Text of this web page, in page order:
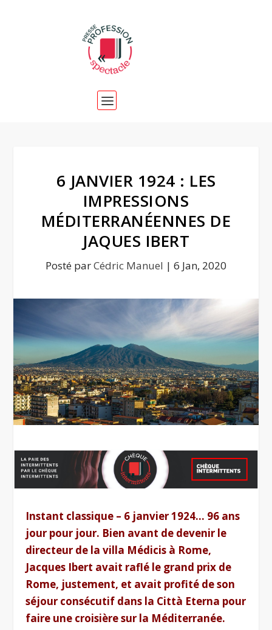
6 JANVIER 1924 : LES
IMPRESSIONS
MÉDITERRANÉENNES DE
JAQUES IBERT
Posté parCédric Manuel | 6 Jan, 2020
Instant classique – 6 janvier 1924… 96 ans
jour pour jour. Bien avant de devenir le
directeur de la villa Médicis à Rome,
Jacques Ibert avait raflé le grand prix de
Rome, justement, et avait profité de son
séjour consécutif dans la Città Eterna pour
faire une croisière sur la Méditerranée.